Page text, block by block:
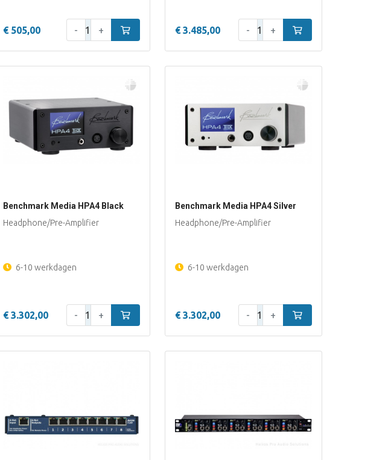
€ 505,00 Aantal:
- + In winkelwagen€ 3.485,00 Aantal:
- + In winkelwagen
Benchmark Media HPA4 Black
Headphone/Pre-Amplifier
6-10 werkdagen
€ 3.302,00 Aantal:
- + In winkelwagen
Benchmark Media HPA4 Silver
Headphone/Pre-Amplifier
6-10 werkdagen
€ 3.302,00 Aantal:
- + In winkelwagen